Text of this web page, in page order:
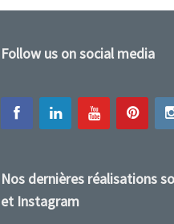
Follow us on social media
Nos dernières réalisations
et Instagram